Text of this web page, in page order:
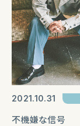
2021 10 31
不機嫌な信号